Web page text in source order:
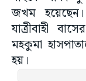
জখম হয়েছেন।
যাত্রীবাহী
মহকুমা
হয়।